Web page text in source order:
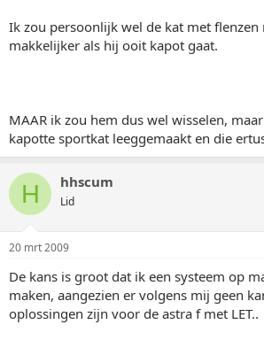
Ik zou persoonlijk wel de kat met flenzen
makkelijker als hij ooit kapot gaat.
MAAR ik zou hem dus wel wisselen,
kapotte sportkat leeggemaakt en die
H hhscum
Lid
20 mrt 2009
De kans is groot dat ik een systeem op
maken, aangezien er volgens mij geen
oplossingen zijn voor de astra f met LET..